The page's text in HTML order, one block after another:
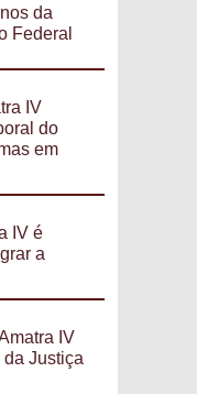
da
Federal
IV
do
em
IV é
a
IV
Justiça